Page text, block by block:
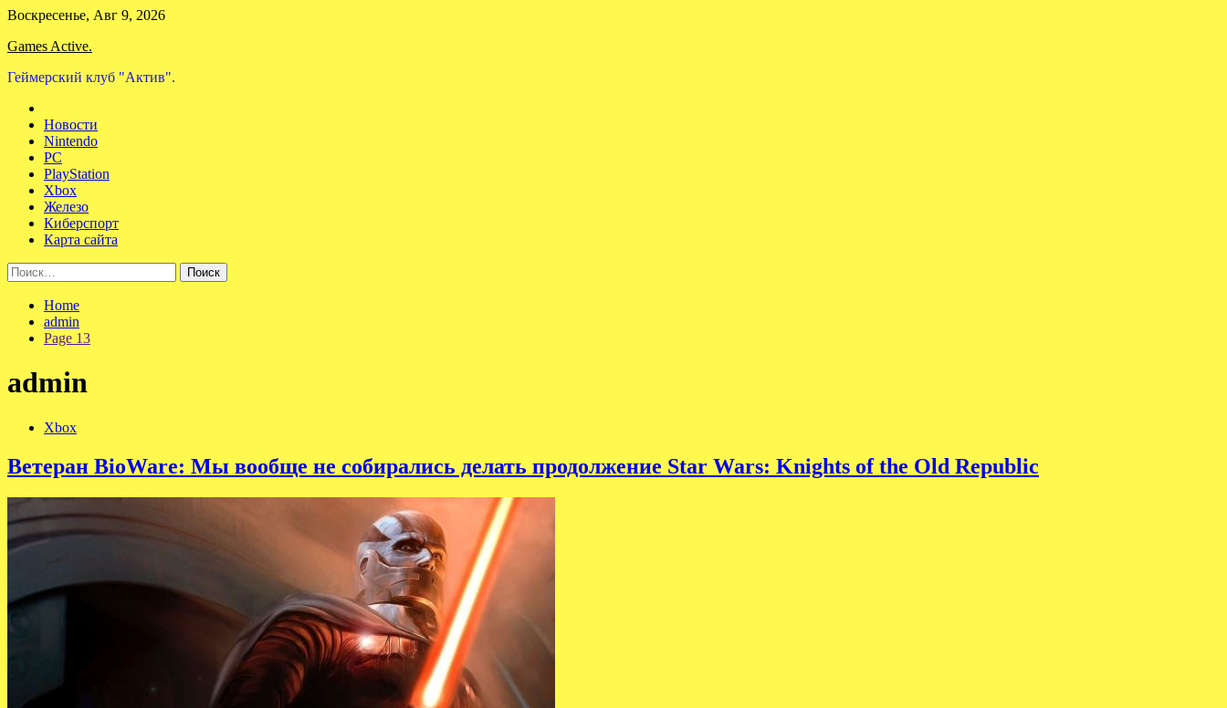
Skip
content
Воскресенье, Авг 9, 2026
Games Active.
Геймерский клуб "Актив".
Новости
Nintendo
PC
PlayStation
Xbox
Железо
Киберспорт
Карта сайта
Найти:
Home
admin
Page 13
admin
Xbox
Ветеран BioWare: Мы вообще не собирались делать продолжение Star Wars: Knights of the Old Republic